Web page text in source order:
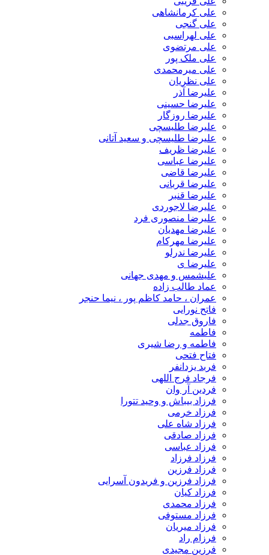
علی کرمانشاهی
علی گنجی
علی لهراسبی
علی مرتضوی
علی ملک پور
علی میرمحمدی
علی نظریان
علیرضا آذر
علیرضا حسینی
علیرضا روزگار
علیرضا طلیسچی
علیرضا طلیسچی و سعید آتانی
علیرضا ظریف
علیرضا عباسی
علیرضا قاضی
علیرضا قربانی
علیرضا قنبر
علیرضا لاجوردی
علیرضا منصوری فرد
علیرضا مهدیان
علیرضا مهرکام
علیرضا ندرلو
علیرضا ی
علیشمس و مهدی جهانی
عماد طالب زاده
عمران ، حامد کاظم پور ، نیما حنجر
فاتح نورایی
فاروق جدلی
فاطمه
فاطمه و رضا شیری
فتاح فتحی
فربد یزدانفر
فرجاد فرج اللهی
فردین آر وان
فرزاد بیباش و وحید تتورا
فرزاد خرمی
فرزاد شاه علی
فرزاد صادقی
فرزاد عباسی
فرزاد فرزاد
فرزاد فرزین
فرزاد فرزین و فریدون آسرایی
فرزاد کیان
فرزاد محمدی
فرزاد مستوفی
فرزاد میریان
فرزام راد
فرزین مجیدی